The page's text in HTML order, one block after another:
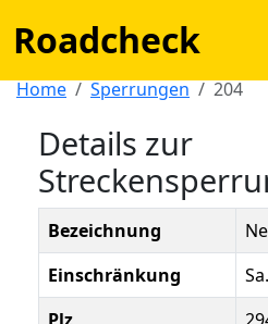
Roadcheck
Home Sperrungen 204
Details zur
Bezeichnung
Einschränkung